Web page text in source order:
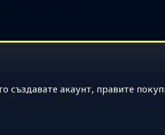
създавате акаунт, правите